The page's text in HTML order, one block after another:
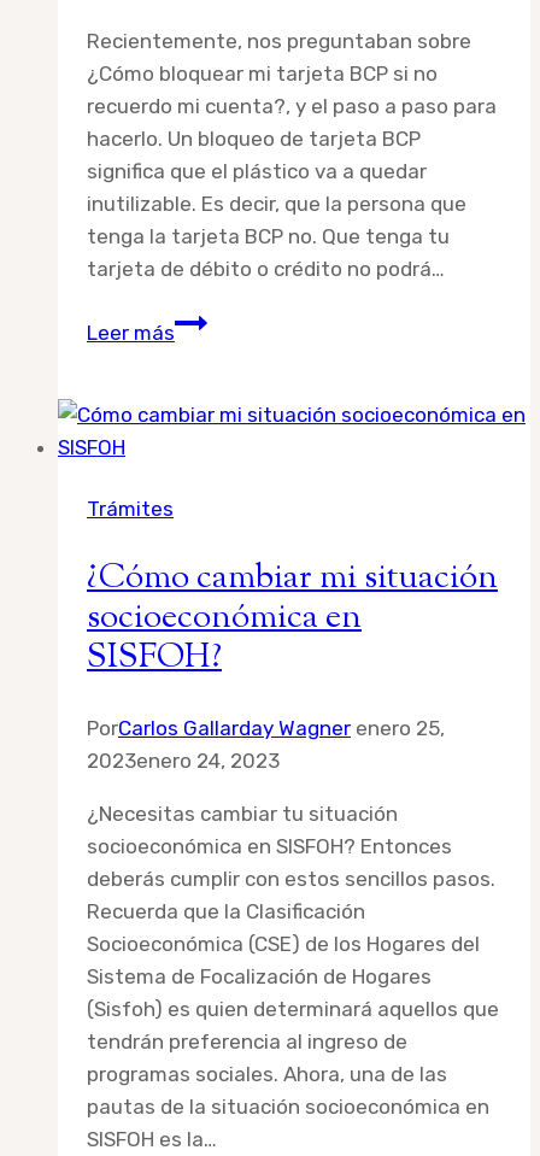
Recientemente, nos preguntaban sobre
¿Cómo bloquear mi tarjeta BCP si no
recuerdo mi cuenta?, y el paso a paso para
hacerlo. Un bloqueo de tarjeta BCP
significa que el plástico va a quedar
inutilizable. Es decir, que la persona que
tenga la tarjeta BCP no. Que tenga tu
tarjeta de débito o crédito no podrá…
Leer másCómo
tarjeta
mi
cuenta
Trámites
¿Cómo cambiar mi situación
socioeconómica en
SISFOH?
PorCarlos Gallarday Wagner enero 25,
2023enero 24, 2023
¿Necesitas cambiar tu situación
socioeconómica en SISFOH? Entonces
deberás cumplir con estos sencillos pasos.
Recuerda que la Clasificación
Socioeconómica (CSE) de los Hogares del
Sistema de Focalización de Hogares
(Sisfoh) es quien determinará aquellos que
tendrán preferencia al ingreso de
programas sociales. Ahora, una de las
pautas de la situación socioeconómica en
SISFOH es la…